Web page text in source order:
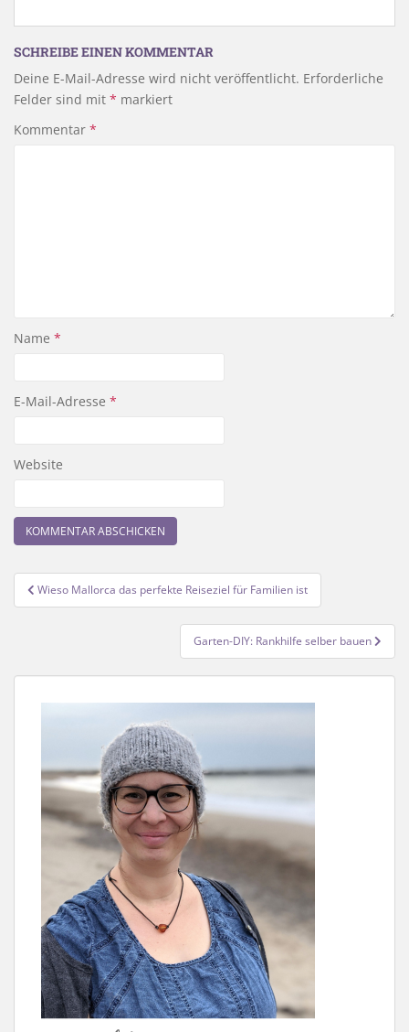
SCHREIBE EINEN KOMMENTAR
Deine E-Mail-Adresse wird nicht veröffentlicht. Erforderliche
Felder sind mit * markiert
Kommentar *
Name *
E-Mail-Adresse *
Website
Beitragsnavigation
Wieso Mallorca das perfekte Reiseziel für Familien ist
Garten-DIY: Rankhilfe selber bauen